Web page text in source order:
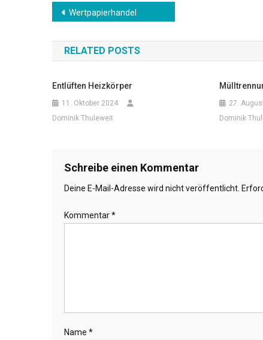
Beitrags-
Navigation
Wertpapierhandel
RELATED POSTS
Entlüften Heizkörper
11. Oktober 2024
Dominik Thuleweit
27.
Dominik
Schreibe einen Kommentar
Deine E-Mail-Adresse wird nicht veröffentlicht.
Kommentar*
Name *